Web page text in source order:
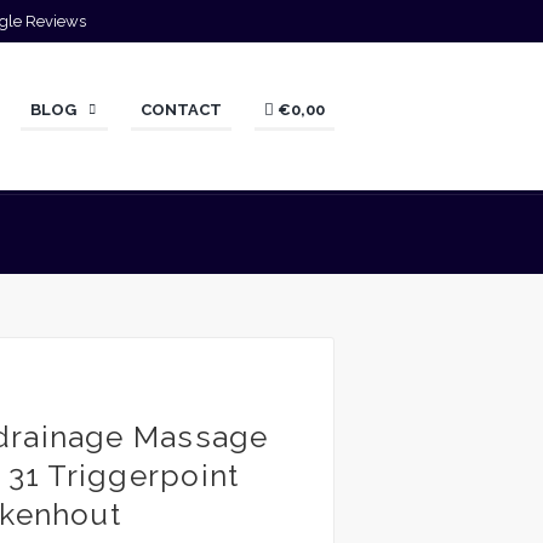
Reviews
BLOG CONTACT €0,00
Massage
Triggerpoint